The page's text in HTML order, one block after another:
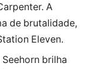
A
de brutalidade,
Eleven.
brilha